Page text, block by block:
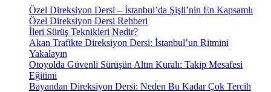
Özel Direksiyon Dersi – İstanbul’da Şişli’nin En Kapsamlı
Özel Direksiyon Dersi Rehberi
İleri Sürüş Teknikleri Nedir?
Akan Trafikte Direksiyon Dersi: İstanbul’un Ritmini
Yakalayın
Otoyolda Güvenli Sürüşün Altın Kuralı: Takip Mesafesi
Eğitimi
Bayandan Direksiyon Dersi: Neden Bu Kadar Çok Tercih